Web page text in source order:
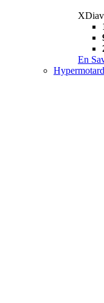
En
Hypermotard